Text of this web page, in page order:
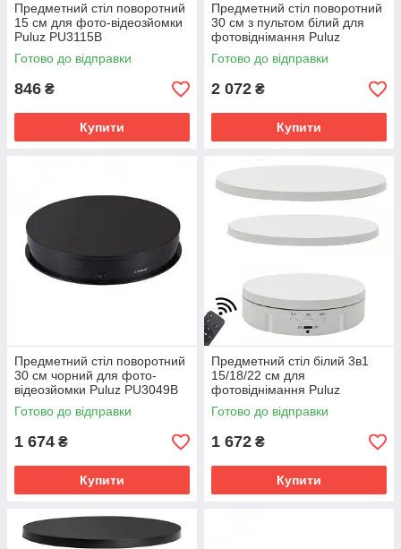
Предметний стіл поворотний
15 см для фото-відеозйомки
Puluz PU3115B
Готово до відправки
846 ₴
Купити
Предметний стіл поворотний
30 см з пультом білий для
фотовіднімання Puluz
PU3131W
Готово до відправки
2 072 ₴
Купити
Предметний стіл поворотний
30 см чорний для фото-
відеозйомки Puluz PU3049B
Готово до відправки
1 674 ₴
Купити
Предметний стіл білий 3в1
15/18/22 см для
фотовіднімання Puluz
EDA003423602B
Готово до відправки
1 672 ₴
Купити